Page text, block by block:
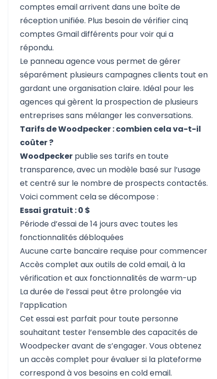
comptes email arrivent dans une boîte de
réception unifiée. Plus besoin de vérifier cinq
comptes Gmail différents pour voir qui a
répondu.
Le panneau agence vous permet de gérer
séparément plusieurs campagnes clients tout en
gardant une organisation claire. Idéal pour les
agences qui gèrent la prospection de plusieurs
entreprises sans mélanger les conversations.
Tarifs de Woodpecker : combien cela va-t-il
coûter ?
Woodpecker publie ses tarifs en toute
transparence, avec un modèle basé sur l’usage
et centré sur le nombre de prospects contactés.
Voici comment cela se décompose :
Essai gratuit : 0 $
Période d’essai de 14 jours avec toutes les
fonctionnalités débloquées
Aucune carte bancaire requise pour commencer
Accès complet aux outils de cold email, à la
vérification et aux fonctionnalités de warm-up
La durée de l’essai peut être prolongée via
l’application
Cet essai est parfait pour toute personne
souhaitant tester l’ensemble des capacités de
Woodpecker avant de s’engager. Vous obtenez
un accès complet pour évaluer si la plateforme
correspond à vos besoins en cold email.